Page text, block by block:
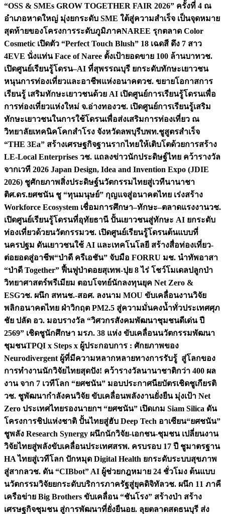
“OSS & SMEs GROW TOGETHER FAIR 2026” ครั้งที่ 4 ณ
อำเภอหาดใหญ่ มุ่งยกระดับ SME ใต้สู่ความสำเร็จ เป็นจุดหมาย
สุดท้ายของโครงการระดับภูมิภาคNAREE รุกตลาด Color
Cosmetic เปิดตัว “Perfect Touch Blush” 18 เฉดสี ดึง 7 สาว
4EVE นั่งแท่น Face of Naree ตั้งเป้ายอดขาย 100 ล้านบาทวช.
เปิดศูนย์เรียนรู้โดรน–AI ที่สุพรรณบุรี ยกระดับทักษะเยาวชน
หนุนการท่องเที่ยวและอาชีพแห่งอนาคตวช. ขยายโอกาสการ
เรียนรู้ เสริมทักษะเยาวชนด้วย AI เปิดศูนย์การเรียนรู้โดรนเพื่อ
การท่องเที่ยวแห่งใหม่ จ.อ่างทองวช. เปิดศูนย์การเรียนรู้เสริม
ทักษะเยาวชนในการใช้โดรนเพื่อส่งเสริมการท่องเที่ยว ณ
วิทยาลัยเทคนิคโคกสำโรง จังหวัดลพบุรีบพท.ชูสูตรสำเร็จ
“THE 3Ea” สร้างเศรษฐกิจฐานรากไทยให้เติบโตด้วยการสร้าง
LE-Local Enterprises วช. แถลงข่าวนักประดิษฐ์ไทย คว้ารางวัล
จากเวที 2026 Japan Design, Idea and Invention Expo (JDIE
2026) ชูศักยภาพสิ่งประดิษฐ์นวัตกรรมไทยสู่เวทีนานาชา
ติศ.ดร.ยศชนัน ชู “ทุนมนุษย์” กุญแจสู่อนาคตไทย เร่งสร้าง
Workforce Ecosystem เชื่อมการศึกษา–ทักษะ–ตลาดแรงงานวช.
เปิดศูนย์เรียนรู้โดรนที่อุทัยธานี ปั้นเยาวชนสู่ทักษะ AI ยกระดับ
ท่องเที่ยวด้วยนวัตกรรมวช. เปิดศูนย์เรียนรู้โดรนต้นแบบที่
นครปฐม ดันเยาวชนใช้ AI และเทคโนโลยี สร้างสื่อท่องเที่ยว-
ต่อยอดสู่อาชีพ“ป่าดี ครีเอชัน” จับมือ FORRU มช. นำทัพอาสา
“ป่าดี Together” ฟื้นฟูป่าดอยสุเทพ-ปุย 8 ไร่ โชว์โมเดลปลูกป่า
วิทยาศาสตร์พรีเมียม ตอบโจทย์นักลงทุนยุค Net Zero &
ESGวช. ผนึก สทนช.-สอศ. ลงนาม MOU ขับเคลื่อนงานวิจัย
พลิกอนาคตไทย ฝ่าวิกฤต PM2.5 สู่ความมั่นคงน้ำทั่วประเทศศุภ
ชัย ปลัด อว. มอบรางวัล “วิศวกรสังคมพัฒนาชุมชนดีเด่น ปี
2569” เชิดชูนักศึกษา มรภ. 38 แห่ง ขับเคลื่อนนวัตกรรมพัฒนา
ชุมชนTPQI x Steps x ผู้ประกอบการ : ศักยภาพของ
Neurodivergent ผู้ที่มีความหลากหลายทางการรับรู้ สู่โลกของ
การทำงานนักวิจัยไทยสุดปัง! คว้ารางวัลนานาชาติกว่า 400 ผล
งาน จาก 7 เวทีโลก “ยศชนัน” มอบประกาศนียบัตรเชิดชูเกียรติ
วช. ชูพัฒนากำลังคนวิจัย ขับเคลื่อนพลังงานยั่งยืน มุ่งเป้า Net
Zero ประเทศไทยรองนายกฯ “ยศชนัน” เปิดเกม Siam Silica ดัน
โครงการชิปแห่งชาติ ปั้นไทยสู่ฮับ Deep Tech อาเซียน“ยศชนัน”
ชูพลัง Research Synergy ผนึกนักวิจัย-เอกชน-ชุมชน เปลี่ยนงาน
วิจัยไทยสู่พลังขับเคลื่อนประเทศสรพ. ครบรอบ 17 ปี ชูมาตรฐาน
HA ไทยสู่เวทีโลก ปักหมุด Digital Health ยกระดับระบบสุขภาพ
สู่สากลวช. ดัน “CIBbot” AI ผู้ช่วยกฎหมาย 24 ชั่วโมง ต้นแบบ
นวัตกรรมวิจัยยกระดับบริการภาครัฐสู่ยุคดิจิทัลวช. ผนึก 11 ภาคี
เครือข่าย Big Brothers ขับเคลื่อน “ชันโรง” สร้างป่า สร้าง
เศรษฐกิจชุมชน สู่การพัฒนาที่ยั่งยืนอย. ลุยตลาดสดธนบุรี ส่ง